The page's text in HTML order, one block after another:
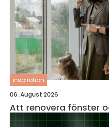
inspiration
06. August 2026
Att renovera fönster